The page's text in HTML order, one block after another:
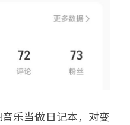
乐当做日记本，对变